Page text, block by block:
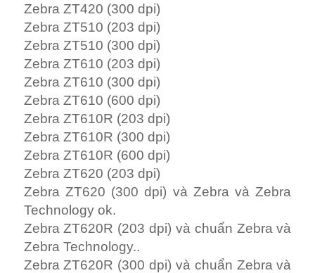
Zebra ZT420 (300 dpi)
Zebra ZT510 (203 dpi)
Zebra ZT510 (300 dpi)
Zebra ZT610 (203 dpi)
Zebra ZT610 (300 dpi)
Zebra ZT610 (600 dpi)
Zebra ZT610R (203 dpi)
Zebra ZT610R (300 dpi)
Zebra ZT610R (600 dpi)
Zebra ZT620 (203 dpi)
Zebra ZT620 (300 dpi) và Zebra và Zebra
Technology ok.
Zebra ZT620R (203 dpi) và chuẩn Zebra và
Zebra Technology..
Zebra ZT620R (300 dpi) và chuẩn Zebra và